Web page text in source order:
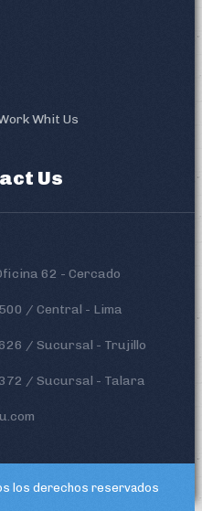
Whit Us
Us
62 - Cercado
/ Central - Lima
/ Sucursal - Trujillo
/ Sucursal - Talara
los derechos reservados